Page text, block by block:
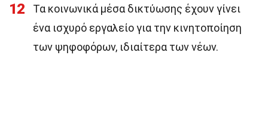
12
Τα κοινωνικά μέσα δικτύωσης έχουν γίνει
ένα ισχυρό εργαλείο για την κινητοποίηση
των ψηφοφόρων, ιδιαίτερα των νέων.